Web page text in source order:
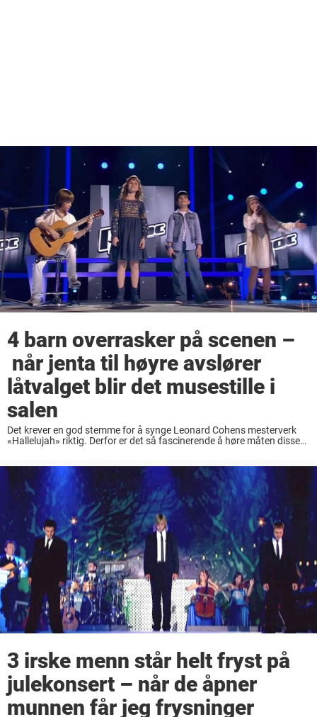
4 barn overrasker på scenen –
når jenta til høyre avslører
låtvalget blir det musestille i
salen
Det krever en god stemme for å synge Leonard Cohens mesterverk
«Hallelujah» riktig. Derfor er det så fascinerende å høre måten disse
3 irske menn står helt fryst på
julekonsert – når de åpner
munnen får jeg frysninger